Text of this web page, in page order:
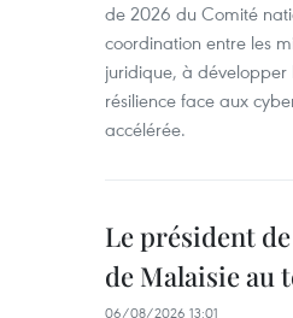
de 2026 du Comité
coordination entre les
juridique, à développer
résilience face aux
accélérée.
Le président
de Malaisie au
06/08/2026 13:01